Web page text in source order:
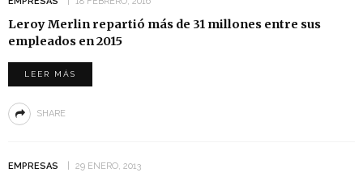
Leroy Merlin repartió más de 31 millones entre sus
empleados en 2015
LEER MÁS
SHARE
EMPRESAS 29 ENERO, 2013